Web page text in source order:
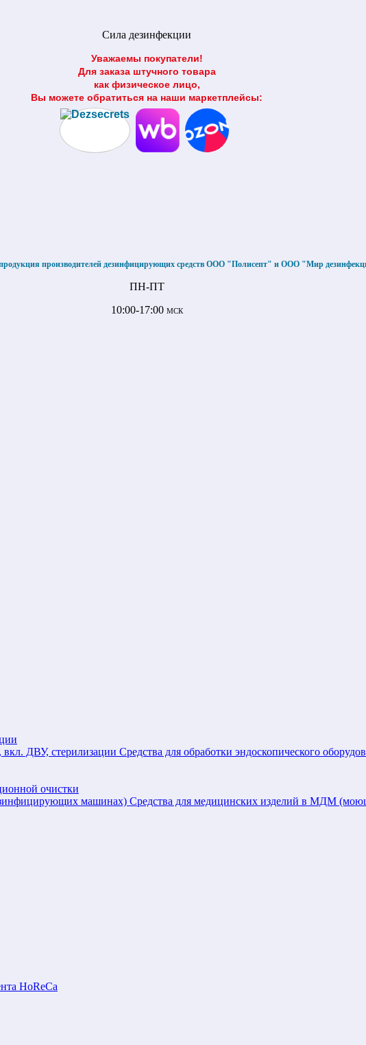
Сила дезинфекции
Уважаемы покупатели!
Для заказа штучного товара
как физическое лицо,
Вы можете обратиться на наши маркетплейсы:
производителей дезинфицирующих средств ООО "Полисепт" и ООО "Мир
ПН-ПТ
10:00-17:00 МСК
Средства для обработки эндоскопического
очистки
Средства для медицинских изделий в МДМ
HoReCa